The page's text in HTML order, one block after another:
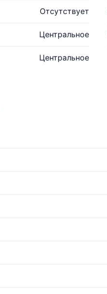
Отсутствует
Центральное
Центральное